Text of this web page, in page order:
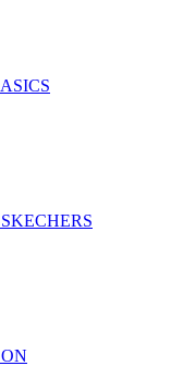
ASICS
SKECHERS
ON